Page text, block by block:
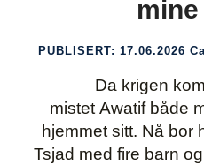
PUBLISERT: 17.06.2026
Da krigen
mistet Awatifbåde
hjemmet sitt. Nå bor
Tsjad med fire barn